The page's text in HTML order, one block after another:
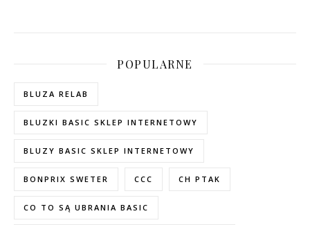
POPULARNE
BLUZA RELAB
BLUZKI BASIC SKLEP INTERNETOWY
BLUZY BASIC SKLEP INTERNETOWY
BONPRIX SWETER CCC CH PTAK
CO TO SĄ UBRANIA BASIC